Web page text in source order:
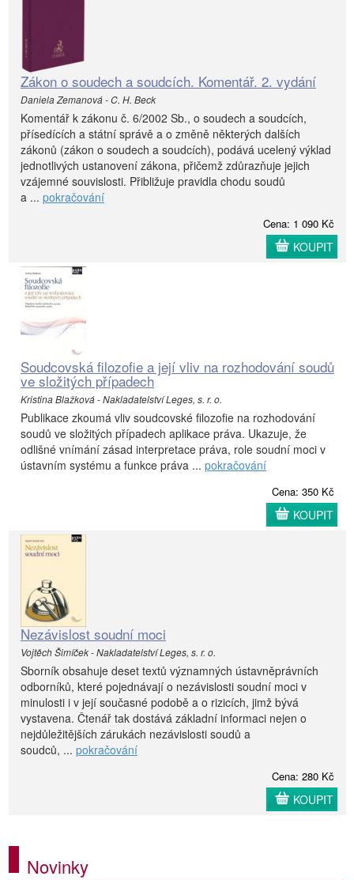
Zákon o soudech a soudcích. Komentář. 2. vydání
Daniela Zemanová - C. H. Beck
Komentář k zákonu č. 6/2002 Sb., o soudech a soudcích,
přísedících a státní správě a o změně některých dalších
zákonů (zákon o soudech a soudcích), podává ucelený výklad
jednotlivých ustanovení zákona, přičemž zdůrazňuje jejich
vzájemné souvislosti. Přibližuje pravidla chodu soudů
a ... pokračování
Cena: 1 090 Kč
KOUPIT
Soudcovská filozofie a její vliv na rozhodování soudů
ve složitých případech
Kristina Blažková - Nakladatelství Leges, s. r. o.
Publikace zkoumá vliv soudcovské filozofie na rozhodování
soudů ve složitých případech aplikace práva. Ukazuje, že
odlišné vnímání zásad interpretace práva, role soudní moci v
ústavním systému a funkce práva ... pokračování
Cena: 350 Kč
KOUPIT
Nezávislost soudní moci
Vojtěch Šimíček - Nakladatelství Leges, s. r. o.
Sborník obsahuje deset textů významných ústavněprávních
odborníků, které pojednávají o nezávislosti soudní moci v
minulosti i v její současné podobě a o rizicích, jimž bývá
vystavena. Čtenář tak dostává základní informaci nejen o
nejdůležitějších zárukách nezávislosti soudů a
soudců, ... pokračování
Cena: 280 Kč
KOUPIT
Novinky